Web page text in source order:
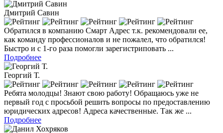
Дмитрий Савин
Обратился в компанию Смарт Адрес т.к. рекомендовали ее,
как команду профессионалов и не пожалел, что обратился!
Быстро и с 1-го раза помогли зарегистриповать ...
Подробнее
Георгий Т.
Ребята молодцы! Знают свою работу! Обращаюсь уже не
первый год с просьбой решить вопросы по предоставлению
юридических адресов! Адреса качественные. Так же ...
Подробнее